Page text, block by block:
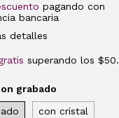
pagando con
bancaria
detalles
superando los
grabado
con cristal